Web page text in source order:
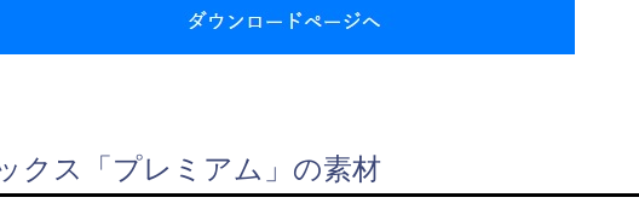
クス「プレミアム」の素材